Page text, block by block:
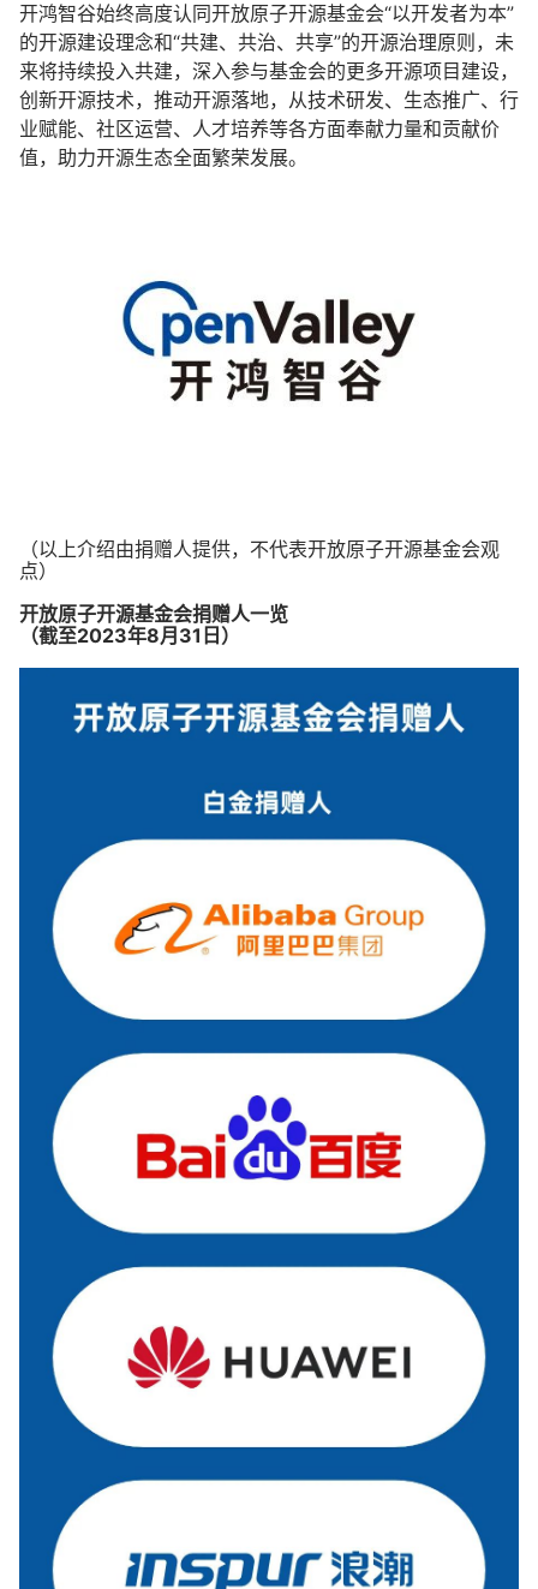
开鸿智谷始终高度认同开放原子开源基金会“以开发者为本”
的开源建设理念和“共建、共治、共享”的开源治理原则，未
来将持续投入共建，深入参与基金会的更多开源项目建设，
创新开源技术，推动开源落地，从技术研发、生态推广、行
业赋能、社区运营、人才培养等各方面奉献力量和贡献价
值，助力开源生态全面繁荣发展。
（以上介绍由捐赠人提供，不代表开放原子开源基金会观
点）
开放原子开源基金会捐赠人一览
（截至2023年8月31日）